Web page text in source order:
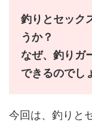
釣りとセック
うか？
なぜ、釣りガ
できるのでし
今回は、釣りと